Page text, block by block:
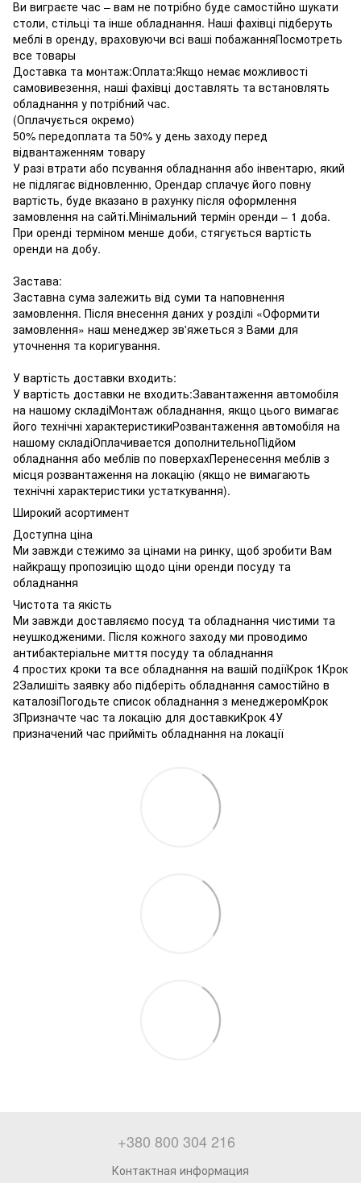
Ви виграєте час – вам не потрібно буде самостійно шукати
столи, стільці та інше обладнання. Наші фахівці підберуть
меблі в оренду, враховуючи всі ваші побажанняПосмотреть
все товары
Доставка та монтаж:Оплата:Якщо немає можливості
самовивезення, наші фахівці доставлять та встановлять
обладнання у потрібний час.
(Оплачується окремо)
50% передоплата та 50% у день заходу перед
відвантаженням товару
У разі втрати або псування обладнання або інвентарю, який
не підлягає відновленню, Орендар сплачує його повну
вартість, буде вказано в рахунку після оформлення
замовлення на сайті.Мінімальний термін оренди – 1 доба.
При оренді терміном менше доби, стягується вартість
оренди на добу.
Застава:
Заставна сума залежить від суми та наповнення
замовлення. Після внесення даних у розділі «Оформити
замовлення» наш менеджер зв'яжеться з Вами для
уточнення та коригування.
У вартість доставки входить:
У вартість доставки не входить:Завантаження автомобіля
на нашому складіМонтаж обладнання, якщо цього вимагає
його технічні характеристикиРозвантаження автомобіля на
нашому складіОплачивается дополнительноПідйом
обладнання або меблів по поверхахПеренесення меблів з
місця розвантаження на локацію (якщо не вимагають
технічні характеристики устаткування).
Широкий асортимент
Доступна ціна
Ми завжди стежимо за цінами на ринку, щоб зробити Вам
найкращу пропозицію щодо ціни оренди посуду та
обладнання
Чистота та якість
Ми завжди доставляємо посуд та обладнання чистими та
неушкодженими. Після кожного заходу ми проводимо
антибактеріальне миття посуду та обладнання
4 простих кроки та все обладнання на вашій подіїКрок 1Крок
2Залишіть заявку або підберіть обладнання самостійно в
каталозіПогодьте список обладнання з менеджеромКрок
3Призначте час та локацію для доставкиКрок 4У
призначений час прийміть обладнання на локації
+380 800 304 216
Контактная информация